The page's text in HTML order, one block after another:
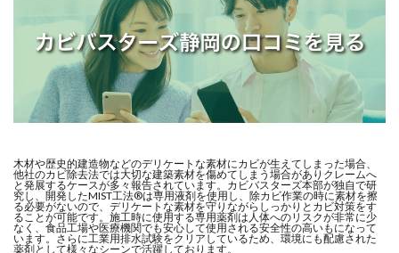
木材や歴史的建造物などのデリケートな素材にカビが生えてしまった場合、
他社のカビ除去法では大切な建築素材を傷めてしまう場合がありクレームへ
と発展するケースが多々報告されています。カビバスターズ本部が独自で研
究し、開発したMIST工法®は専用液剤を使用し、除カビ作業の時に素材を擦
る必要がないので、デリケートな素材を守りながらしっかりとカビ対策をす
ることが可能です。施工時に使用する専用薬剤は人体へのリスクが非常に少
なく、食品工場や医療機関でも安心して使用される安全性の高いもになって
います。さらに工業用排水試験をクリアしているため、環境にも配慮された
薬剤として様々なシーンで活躍しております。